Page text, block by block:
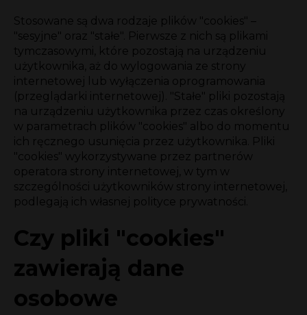
Stosowane są dwa rodzaje plików "cookies" –
"sesyjne" oraz "stałe". Pierwsze z nich są plikami
tymczasowymi, które pozostają na urządzeniu
użytkownika, aż do wylogowania ze strony
internetowej lub wyłączenia oprogramowania
(przeglądarki internetowej). "Stałe" pliki pozostają
na urządzeniu użytkownika przez czas określony
w parametrach plików "cookies" albo do momentu
ich ręcznego usunięcia przez użytkownika. Pliki
"cookies" wykorzystywane przez partnerów
operatora strony internetowej, w tym w
szczególności użytkowników strony internetowej,
podlegają ich własnej polityce prywatności.
Czy pliki "cookies"
zawierają dane
osobowe